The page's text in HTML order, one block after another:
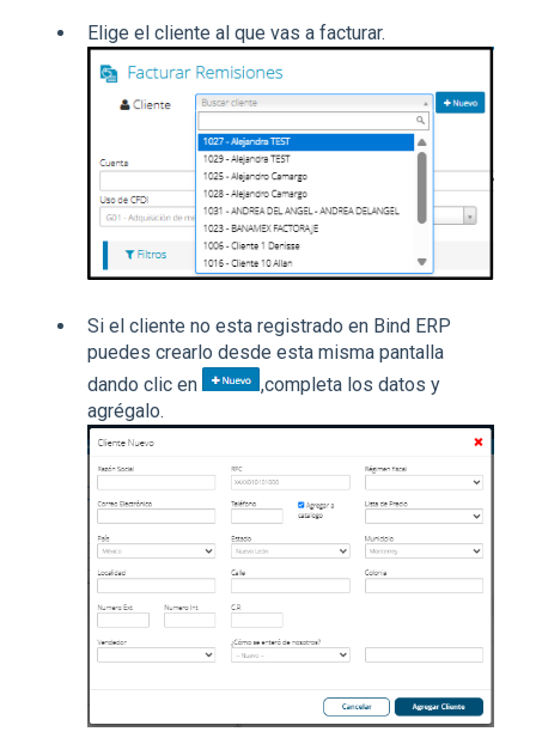
Elige el cliente al que vas a facturar.
Si el cliente no esta registrado en Bind ERP
puedes crearlo desde esta misma pantalla
dando clic en
,completa los datos y
agrégalo.